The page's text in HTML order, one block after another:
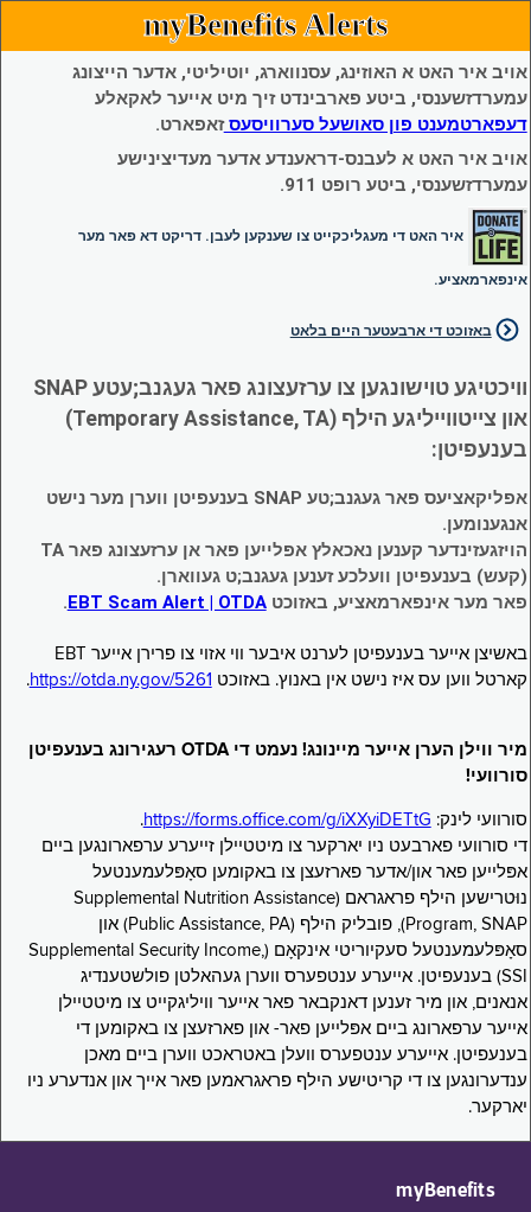
myBenefits Alerts
אויב איר האט א האוזינג, עסנווארג, יוטיליטי, אדער הייצונג
עמערדזשענסי, ביטע פארבינדט זיך מיט אייער לאקאלע
דעפארטמענט פון סאושעל סערוויסעסזאפארט.
אויב איר האט א לעבנס-דראענדע אדער מעדיצינישע
עמערדזשענסי, ביטע רופט 911.
איר האט די מעגליכקייט צו שענקען לעבן. דריקט דא פאר מער
אינפארמאציע.
באזוכט די ארבעטער היים בלאט
וויכטיגע טוישונגען צו ערזעצונג פאר געגנב;עטע SNAP
און צייטווייליגע הילף (Temporary Assistance, TA)
בענעפיטן:
אפליקאציעס פאר געגנב;טע SNAP בענעפיטן ווערן מער נישט
אנגענומען.
הויזגעזינדער קענען נאכאלץ אפּלייען פאר אן ערזעצונג פאר TA
(קעש) בענעפיטן וועלכע זענען געגנב;ט געווארן.
פאר מער אינפארמאציע, באזוכטEBT Scam Alert | OTDA
.
באשיצן אייער בענעפיטן לערנט איבער ווי אזוי צו פרירן אייער EBT
קארטל ווען עס איז נישט אין באנוץ. באזוכט https://otda.ny.gov/5261
.
מיר ווילן הערן אייער מיינונג! נעמט די OTDA רעגירונג בענעפיטן
סורוועי!
סורוועי לינק: https://forms.office.com/g/iXXyiDETtG
.
די סורוועי פארבעט ניו יארקער צו מיטטיילן זייערע ערפארונגען ביים
אפּלייען פאר און/אדער פארזעצן צו באקומען סאָפּלעמענטעל
נוּטרישען הילף פראגראם (Supplemental Nutrition Assistance
Program, SNAP), פובליק הילף (Public Assistance, PA) און
סאָפּלעמענטעל סעקיוריטי אינקאָם (Supplemental Security Income,
SSI) בענעפיטן. אייערע ענטפערס ווערן געהאלטן פולשטענדיג
אנאנים, און מיר זענען דאנקבאר פאר אייער וויליגקייט צו מיטטיילן
אייער ערפארונג ביים אפּלייען פאר- און פארזעצן צו באקומען די
בענעפיטן. אייערע ענטפערס וועלן באטראכט ווערן ביים מאכן
ענדערונגען צו די קריטישע הילף פראגראמען פאר אייך און אנדערע ניו
יארקער.
myBenefits